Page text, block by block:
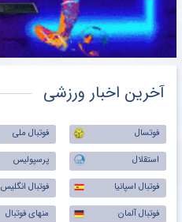
آخرین اخبار ورزشی
فوتسال فوتبال ملی
استقلال
پرسپولیس
فوتبال اسپانیا
فوتبال انگلیس
فوتبال آلمان
منهای فوتبال